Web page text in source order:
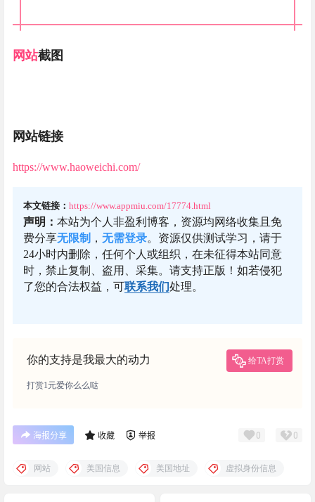
网站截图
网站链接
https://www.haoweichi.com/
本文链接： https://www.appmiu.com/17774.html
声明： 本站为个人非盈利博客，资源均网络收集且免
费分享无限制 ， 无需登录。资源仅供测试学习，请于
24小时内删除，任何个人或组织，在未征得本站同意
时，禁止复制、盗用、采集。请支持正版！如若侵犯
了您的合法权益，可联系我们处理。
你的支持是我最大的动力 给TA打赏
打赏1元爱你么么哒
海报分享 收藏 举报 0 0
网站 美国信息 美国地址 虚拟身份信息